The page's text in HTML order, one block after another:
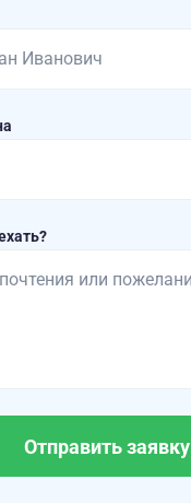
Отправить заявку